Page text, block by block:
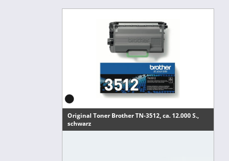
Original Toner Brother TN-3512, ca. 12.000 S.,
schwarz